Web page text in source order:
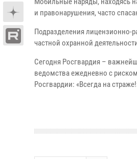
и правонарушения, часто
Подразделения лицензионно-
частной охранной
Сегодня Росгвардия –
ведомства ежедневно с
Росгвардии: «Всегда на